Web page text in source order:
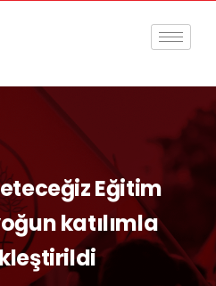
Eğitim
katılımla